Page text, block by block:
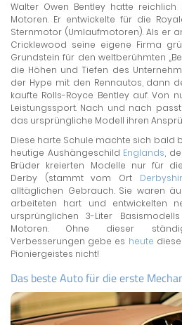
Walter Owen Bentley hatte
Motoren. Er entwickelte für die
Sternmotor (Umlaufmotoren). Als er
Cricklewood seine eigene Firma
Grundstein für den weltberühmten
die Höhen und Tiefen des
der Hype mit den Rennautos, dann
kaufte Rolls-Royce Bentley auf. Von
Leistungssport. Nach und nach
das ursprüngliche Modell ihren
Diese harte Schule machte sich bald
heutige Aushängeschild Englands,
Brüder kreierten Modelle nur für
Derby (stammt vom Ort
alltäglichen Gebrauch. Sie waren
arbeiteten hart und entwickelten
ursprünglichen 3-Liter
Motoren. Ohne dieser
Verbesserungen gebe es heute
Pioniergeistes nicht!
Das beste Auto für die erste